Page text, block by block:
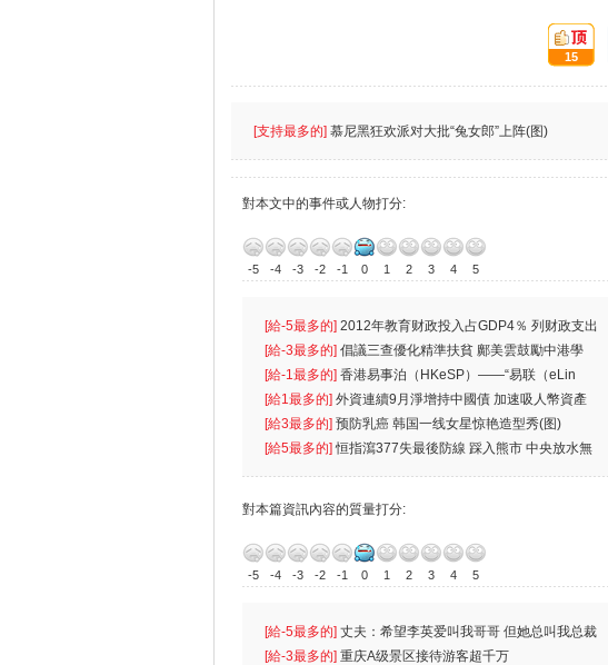
頂:
15
[支持最多的] 慕尼黑狂欢派对大批“兔女郎”上阵(图)
對本文中的事件或人物打分:
-5 -4 -3 -2 -1 0 1 2 3 4 5
[給-5最多的] 2012年教育财政投入占GDP4％ 列财政支出
首位
[給-3最多的] 倡議三查優化精準扶貧 鄺美雲鼓勵中港學
生
[給-1最多的] 香港易事泊（HKeSP）——“易联（eLin
k）”项目
[給1最多的] 外資連續9月淨增持中國債 加速吸人幣資產
[給3最多的] 预防乳癌 韩国一线女星惊艳造型秀(图)
[給5最多的]恒指瀉377失最後防線 踩入熊市 中央放水無
對本篇資訊內容的質量打分:
-5 -4 -3 -2 -1 0 1 2 3 4 5
[給-5最多的] 丈夫：希望李英爱叫我哥哥 但她总叫我总裁
先
[給-3最多的] 重庆A级景区接待游客超千万